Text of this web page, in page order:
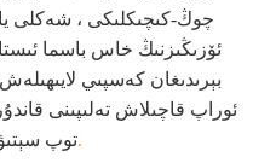
چوڭ-كىچىكلىكى ، شەكلى
ئۆزىڭىزنىڭ خاس باسما
بېرىدىغان كەسپىي
ئوراپ قاچىلاش تەلىپىنى
توپ.